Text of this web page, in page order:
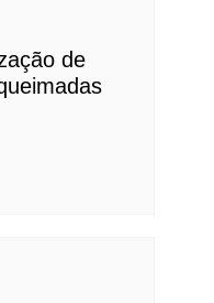
de